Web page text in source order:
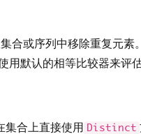
合或序列中移除重复元
用默认的相等比较器来评
集合上直接使用 Distinct